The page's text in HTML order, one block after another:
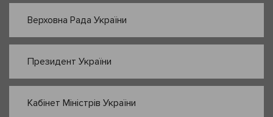
Верховна Рада України
Президент України
Кабінет Міністрів України